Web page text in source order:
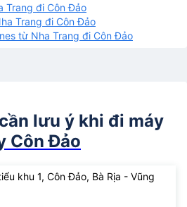
Trang đi Côn Đảo
Trang đi Côn Đảo
từ Nha Trang đi Côn Đảo
lưu ý khi đi máy
Côn Đảo
khu 1, Côn Đảo, Bà Rịa - Vũng